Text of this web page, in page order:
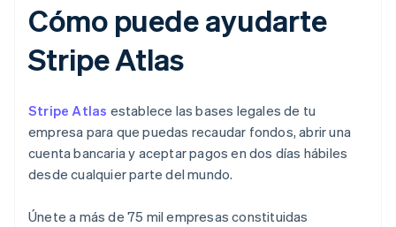
Cómo puede ayudarte
Stripe Atlas
Stripe Atlas establece las bases legales de tu
empresa para que puedas recaudar fondos, abrir una
cuenta bancaria y aceptar pagos en dos días hábiles
desde cualquier parte del mundo.
Únete a más de 75 mil empresas constituidas